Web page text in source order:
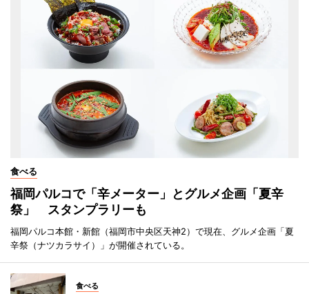
食べる
福岡パルコで「辛メーター」とグルメ企画「夏辛
祭」 スタンプラリーも
福岡パルコ本館・新館（福岡市中央区天神2）で現在、グルメ企画「夏
辛祭（ナツカラサイ）」が開催されている。
食べる